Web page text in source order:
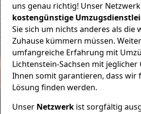
uns genau richtig! Unser
kostengünstige
Sie sich um nichts anderes als
Zuhause kümmern müssen.
umfangreiche Erfahrung mit
Lichtenstein-Sachsen mit
Ihnen somit garantieren, dass wir
Lösung finden werden.
Unser Netzwerk ist sorgfältig